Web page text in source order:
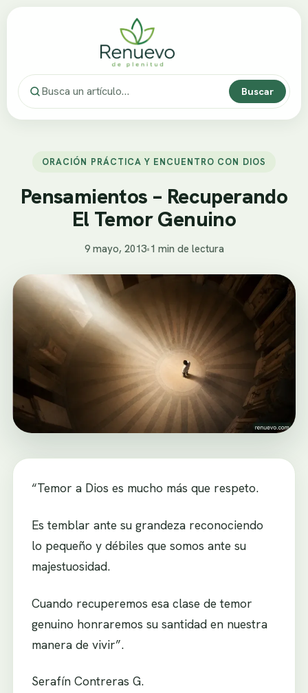
Buscar
ORACIÓN PRÁCTICA Y ENCUENTRO CON DIOS
Pensamientos – Recuperando
El Temor Genuino
9 mayo, 2013•1 min de lectura
“Temor a Dios es mucho más que respeto.
Es temblar ante su grandeza reconociendo
lo pequeño y débiles que somos ante su
majestuosidad.
Cuando recuperemos esa clase de temor
genuino honraremos su santidad en nuestra
manera de vivir”.
Serafín Contreras G.